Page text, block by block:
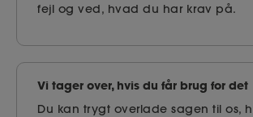
fejl og ved, hvad du har krav på.
Vi tager over, hvis du får brug for det
Du kan trygt overlade sagen til os,